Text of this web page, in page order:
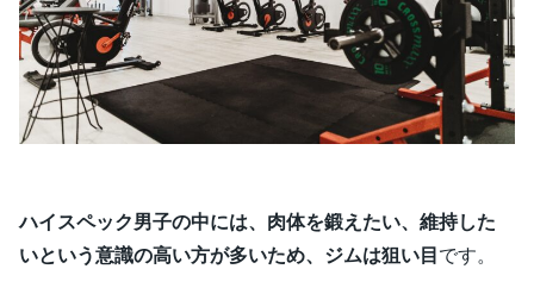
ハイスペック男子の中には、肉体を鍛えたい、維持した
いという意識の高い方が多いため、ジムは狙い目です。